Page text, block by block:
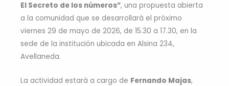
El Secreto de los números”, una propuesta abierta
a la comunidad que se desarrollará el próximo
viernes 29 de mayo de 2026, de 15.30 a 17.30, en la
sede de la institución ubicada en Alsina 234,
Avellaneda.
La actividad estará a cargo de Fernando Majas,